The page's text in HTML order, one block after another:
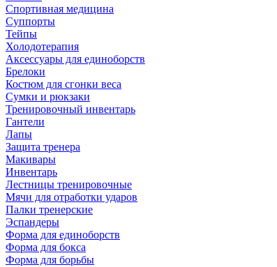
Спортивная медицина
Суппорты
Тейпы
Холодотерапия
Аксессуары для единоборств
Брелоки
Костюм для сгонки веса
Сумки и рюкзаки
Тренировочный инвентарь
Гантели
Лапы
Защита тренера
Макивары
Инвентарь
Лестницы тренировочные
Мячи для отработки ударов
Палки тренерские
Эспандеры
Форма для единоборств
Форма для бокса
Форма для борьбы